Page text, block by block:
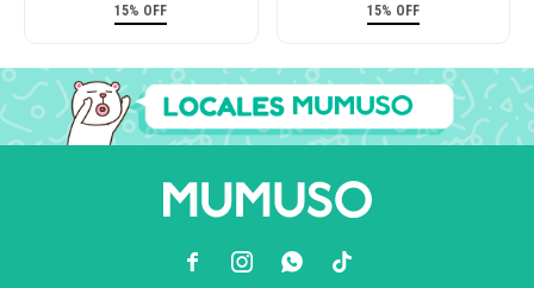
15% OFF 15% OFF
  